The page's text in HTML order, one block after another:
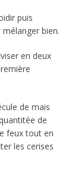
puis
bien.
en deux
de mais
de
feux tout en
les cerises